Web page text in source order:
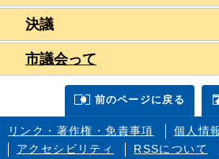
決議
市議会って
前のページに戻る
リンク・著作権・免責事項
個人情
アクセシビリティ
RSSについて